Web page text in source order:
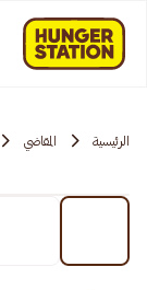
الرئيسية المقاضي